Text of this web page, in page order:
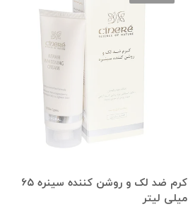
کرم ضد لک و روشن کننده سینره ۶۵
میلی لیتر